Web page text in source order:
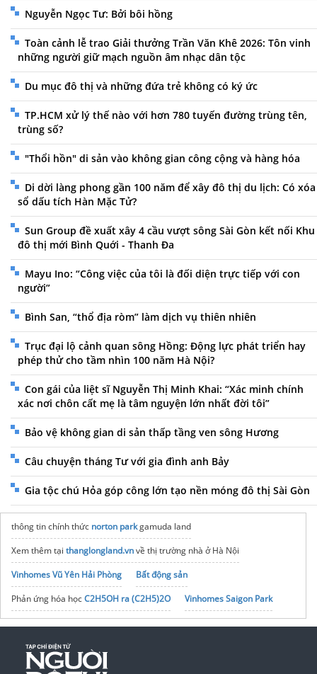
Nguyễn Ngọc Tư: Bởi bôi hồng
Toàn cảnh lễ trao Giải thưởng Trần Văn Khê 2026: Tôn vinh
những người giữ mạch nguồn âm nhạc dân tộc
Du mục đô thị và những đứa trẻ không có ký ức
TP.HCM xử lý thế nào với hơn 780 tuyến đường trùng tên,
trùng số?
"Thổi hồn" di sản vào không gian công cộng và hàng hóa
Di dời làng phong gần 100 năm để xây đô thị du lịch: Có xóa
sổ dấu tích Hàn Mặc Tử?
Sun Group đề xuất xây 4 cầu vượt sông Sài Gòn kết nối Khu
đô thị mới Bình Quới - Thanh Đa
Mayu Ino: “Công việc của tôi là đối diện trực tiếp với con
người”
Bình San, “thổ địa ròm” làm dịch vụ thiên nhiên
Trục đại lộ cảnh quan sông Hồng: Động lực phát triển hay
phép thử cho tầm nhìn 100 năm Hà Nội?
Con gái của liệt sĩ Nguyễn Thị Minh Khai: “Xác minh chính
xác nơi chôn cất mẹ là tâm nguyện lớn nhất đời tôi”
Bảo vệ không gian di sản thấp tầng ven sông Hương
Câu chuyện tháng Tư với gia đình anh Bảy
Gia tộc chú Hỏa góp công lớn tạo nền móng đô thị Sài Gòn
thông tin chính thức norton parkgamuda land
Xem thêm tại thanglongland.vnvề thị trường nhà ở Hà Nội
Vinhomes Vũ Yên Hải Phòng
Bất động sản
Phản ứng hóa họcC2H5OH ra (C2H5)2O
Vinhomes Saigon Park
Cập nhậtsuzuki jimny 2026tại Việt Nam
noxh K Home Avenue Nhơn Trạch